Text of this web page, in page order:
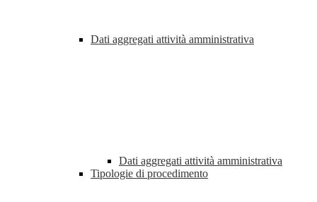
Dati aggregati attività amministrativa
Dati aggregati attività amministrativa
Tipologie di procedimento